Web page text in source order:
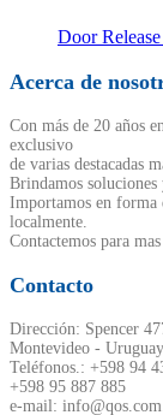
Door
Acerca de
Con más de 20 años
exclusivo
de varias destacadas
Brindamos soluciones
Importamos en forma
localmente.
Contactemos para
Contacto
Dirección: Spencer
Montevideo - Uruguay
Teléfonos.: +598 94
+598 95 887 885
e-mail: